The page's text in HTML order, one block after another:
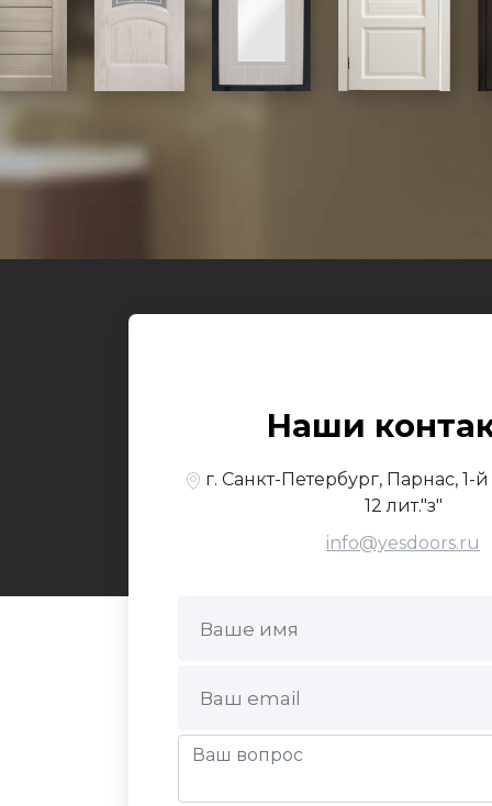
Наши
г. Санкт-Петербург, Парнас,
12 лит."з"
info@yesdoors.ru